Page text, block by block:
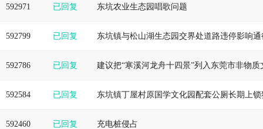
592971 已回复 东坑农业生态园唱歌问题
592799 已回复 东坑镇与松山湖生态园交界处道路违停影响通
592786 已回复 建议把“寒溪河龙舟十四景”列入东莞市非物质
592584 已回复
592460 已回复 充电桩侵占